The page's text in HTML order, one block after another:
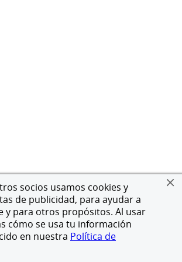
socios usamos cookies y
de publicidad, para ayudar a
y para otros propósitos. Al usar
cómo se usa tu información
en nuestra Política de